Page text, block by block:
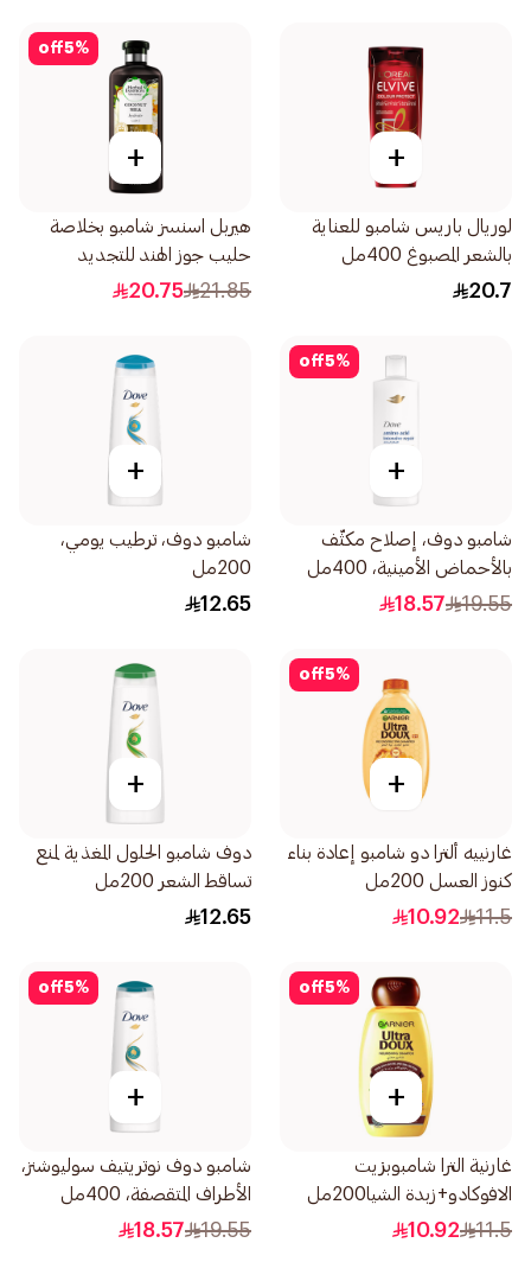
+
لوريال باريس شامبو للعناية
بالشعر المصبوغ 400مل
20.7
5%
off
+
هيربل اسنسز شامبو بخلاصة
حليب جوز الهند للتجديد
والترطيب 400مل
21.85
20.75
5%
off
+
شامبو دوف، إصلاح مكثّف
بالأحماض الأمينية، 400مل
19.55
18.57
+
شامبو دوف، ترطيب يومي،
200مل
12.65
5%
off
+
غارنييه ألترا دو شامبو إعادة بناء
كنوز العسل 200مل
11.5
10.92
+
دوف شامبو الحلول المغذية لمنع
تساقط الشعر 200مل
12.65
5%
off
+
غارنية الترا شامبوبزيت
الافوكادو+زبدة الشيا200مل
11.5
10.92
5%
off
+
شامبو دوف نوتريتيف سوليوشنز،
الأطراف المتقصفة، 400مل
19.55
18.57